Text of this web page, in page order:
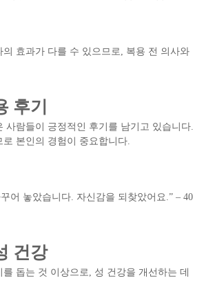
의 효과가 다를 수 있으므로, 복용 전 의사와
후기
사람들이 긍정적인 후기를 남기고 있습니다.
본인의 경험이 중요합니다.
어 놓았습니다. 자신감을 되찾았어요.” – 40
건강
돕는 것 이상으로, 성 건강을 개선하는 데